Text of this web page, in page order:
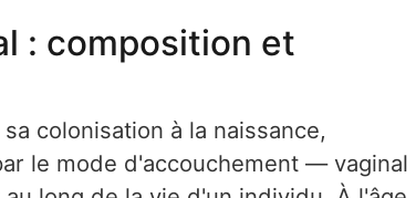
: composition et
colonisation à la naissance,
le mode d'accouchement — vaginal